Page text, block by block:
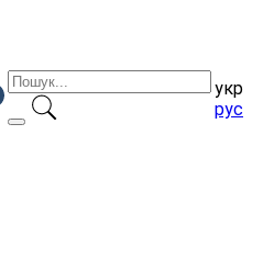
укр
рус